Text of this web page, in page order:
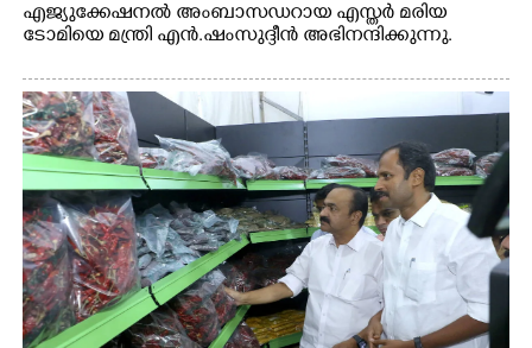
എജ്യുക്കേഷനൽ അംബാസഡറായ എസ്തർ മരിയ
ടോമിയെ മന്ത്രി എൻ.ഷംസുദ്ദീൻ അഭിനന്ദിക്കുന്നു.